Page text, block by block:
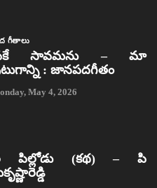
గీతాలు
సావమను – మా
: జానపదగీతం
May 4, 2026
పిల్లోడు (కథ) – పి